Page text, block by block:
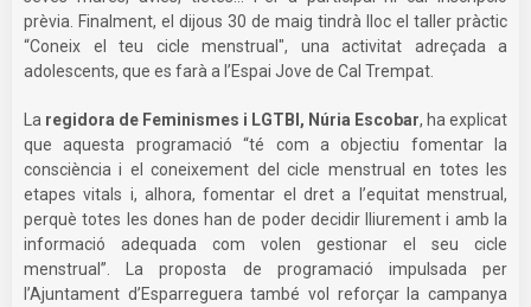
prèvia. Finalment, el dijous 30 de maig tindrà lloc el taller pràctic
“Coneix el teu cicle menstrual", una activitat adreçada a
adolescents, que es farà a l’Espai Jove de Cal Trempat.
La regidora de Feminismes i LGTBI, Núria Escobar, ha explicat
que aquesta programació “té com a objectiu fomentar la
consciència i el coneixement del cicle menstrual en totes les
etapes vitals i, alhora, fomentar el dret a l’equitat menstrual,
perquè totes les dones han de poder decidir lliurement i amb la
informació adequada com volen gestionar el seu cicle
menstrual”. La proposta de programació impulsada per
l’Ajuntament d’Esparreguera també vol reforçar la campanya